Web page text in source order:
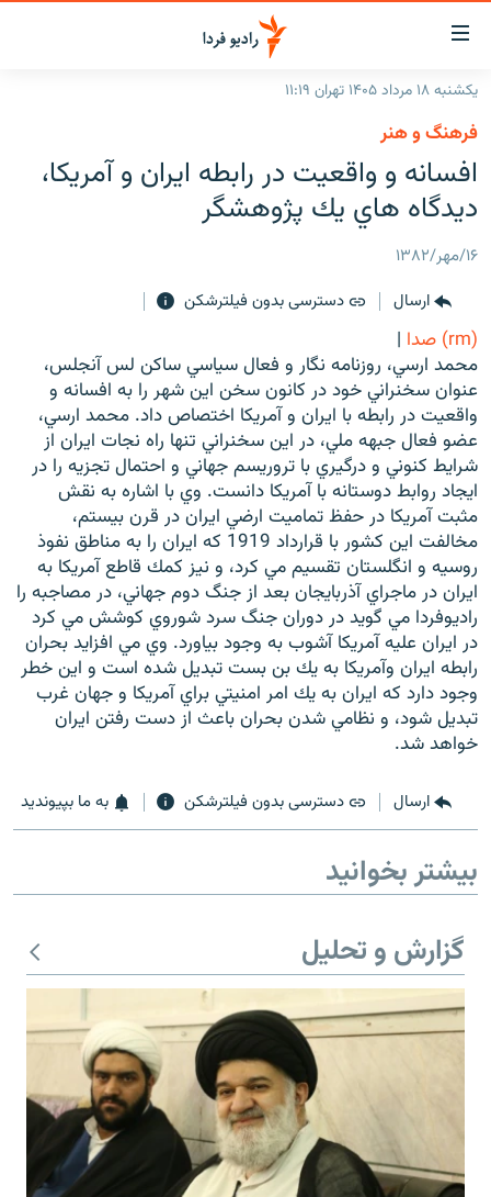
لینک‌های
قابلیت
دسترسی
بازگشت
بازگشت
اصلی
رفتن
صفحه
جستجو
صفحه اصلی
ایران
جهان
برنامه‌های رادیویی
فرکانس‌ها
پادکست
چندرسانه‌ای
گزارش‌های تصویری
گزارش‌های ویدئویی
زنان فردا
English
به ما بپیوندید
زبان‌های دیگر
یکشنبه ۱۸ مرداد ۱۴۰۵ تهران ۱۱:۱۹
فرهنگ و هنر
افسانه و واقعيت در رابطه ايران و آمريكا،
ديدگاه هاي يك پژوهشگر
۱۶/مهر/۱۳۸۲
ارسال
دسترسی بدون فیلترشکن
(rm) صدا
|
محمد ارسي، روزنامه نگار و فعال سياسي ساكن لس آنجلس،
عنوان سخنراني خود در كانون سخن اين شهر را به افسانه و
واقعيت در رابطه با ايران و آمريكا اختصاص داد. محمد ارسي،
عضو فعال جبهه ملي، در اين سخنراني تنها راه نجات ايران از
شرايط كنوني و درگيري با تروريسم جهاني و احتمال تجزيه را در
ايجاد روابط دوستانه با آمريكا دانست. وي با اشاره به نقش
مثبت آمريكا در حفظ تماميت ارضي ايران در قرن بيستم،
مخالفت اين كشور با قرارداد 1919 كه ايران را به مناطق نفوذ
روسيه و انگلستان تقسيم مي كرد، و نيز كمك قاطع آمريكا به
ايران در ماجراي آذربايجان بعد از جنگ دوم جهاني، در مصاجبه را
راديوفردا مي گويد در دوران جنگ سرد شوروي كوشش مي كرد
در ايران عليه آمريكا آشوب به وجود بياورد. وي مي افزايد بحران
رابطه ايران وآمريكا به يك بن بست تبديل شده است و اين خطر
وجود دارد كه ايران به يك امر امنيتي براي آمريكا و جهان غرب
تبديل شود، و نظامي شدن بحران باعث از دست رفتن ايران
خواهد شد.
ارسال دسترسی بدون فیلترشکن به ما بپیوندید
بیشتر بخوانید
گزارش و تحلیل